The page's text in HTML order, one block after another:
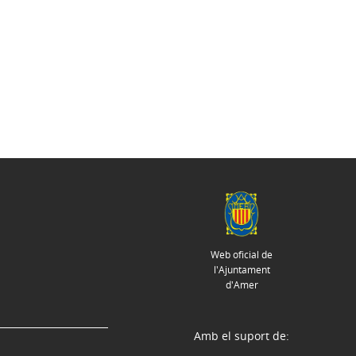
Web oficial de
l'Ajuntament
d'Amer
Amb el suport de: